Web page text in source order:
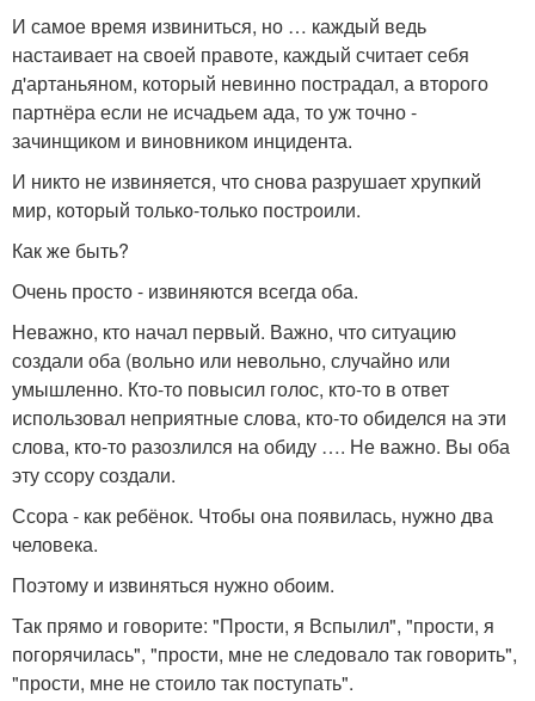
И самое время извиниться, но … каждый ведь
настаивает на своей правоте, каждый считает себя
д'артаньяном, который невинно пострадал, а второго
партнёра если не исчадьем ада, то уж точно -
зачинщиком и виновником инцидента.
И никто не извиняется, что снова разрушает хрупкий
мир, который только-только построили.
Как же быть?
Очень просто - извиняются всегда оба.
Неважно, кто начал первый. Важно, что ситуацию
создали оба (вольно или невольно, случайно или
умышленно. Кто-то повысил голос, кто-то в ответ
использовал неприятные слова, кто-то обиделся на эти
слова, кто-то разозлился на обиду …. Не важно. Вы оба
эту ссору создали.
Ссора - как ребёнок. Чтобы она появилась, нужно два
человека.
Поэтому и извиняться нужно обоим.
Так прямо и говорите: "Прости, я Вспылил", "прости, я
погорячилась", "прости, мне не следовало так говорить",
"прости, мне не стоило так поступать".